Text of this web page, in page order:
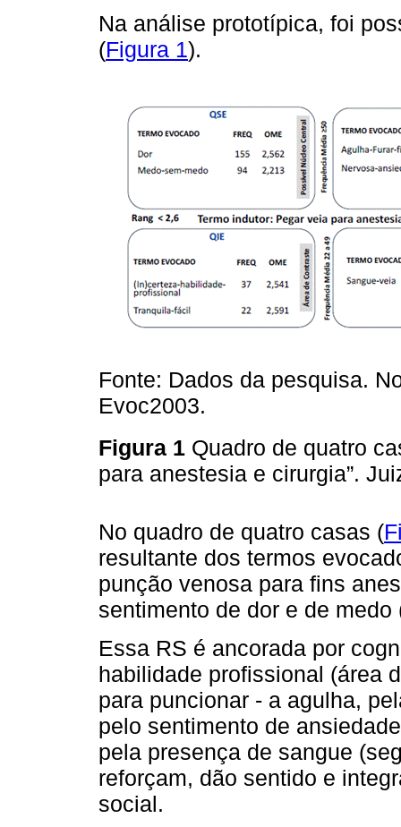
Na análise prototípica, foi
(Figura 1).
Fonte: Dados da pesquisa.
Evoc2003.
Figura 1 Quadro de quatro
para anestesia e cirurgia”.
No quadro de quatro casas (
resultante dos termos
punção venosa para fins
sentimento de dor e de
Essa RS é ancorada por
habilidade profissional (área
para puncionar - a agulha,
pelo sentimento de
pela presença de sangue
reforçam, dão sentido e
social.